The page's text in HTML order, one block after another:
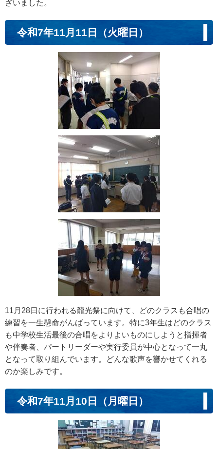
ざいました。
令和7年11月11日（火曜日）
11月28日に行われる龍光祭に向けて、どのクラスも合唱の
練習を一生懸命がんばっています。特に3年生はどのクラス
も中学校生活最後の合唱をよりよいものにしようと指揮者
や伴奏者、パートリーダーや実行委員が中心となって一丸
となって取り組んでいます。どんな歌声を響かせてくれる
のか楽しみです。
令和7年11月10日（月曜日）